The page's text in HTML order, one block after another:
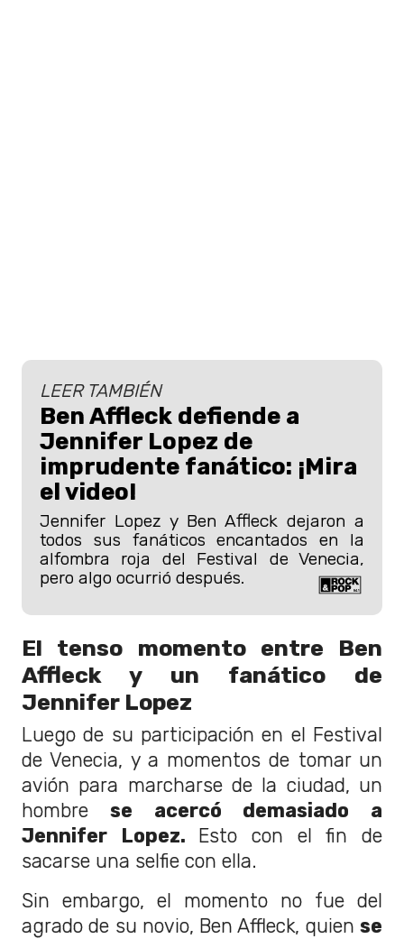
LEER TAMBIÉN
Ben Affleck defiende a
Jennifer Lopez de
imprudente fanático: ¡Mira
el video!
Jennifer Lopez y Ben Affleck dejaron a
todos sus fanáticos encantados en la
alfombra roja del Festival de Venecia,
pero algo ocurrió después.
El tenso momento entre Ben
Affleck y un fanático de
Jennifer Lopez
Luego de su participación en el Festival
de Venecia, y a momentos de tomar un
avión para marcharse de la ciudad, un
hombre se acercó demasiado a
Jennifer Lopez.
Esto con el fin de
sacarse una selfie con ella.
Sin embargo, el momento no fue del
agrado de su novio, Ben Affleck, quien se